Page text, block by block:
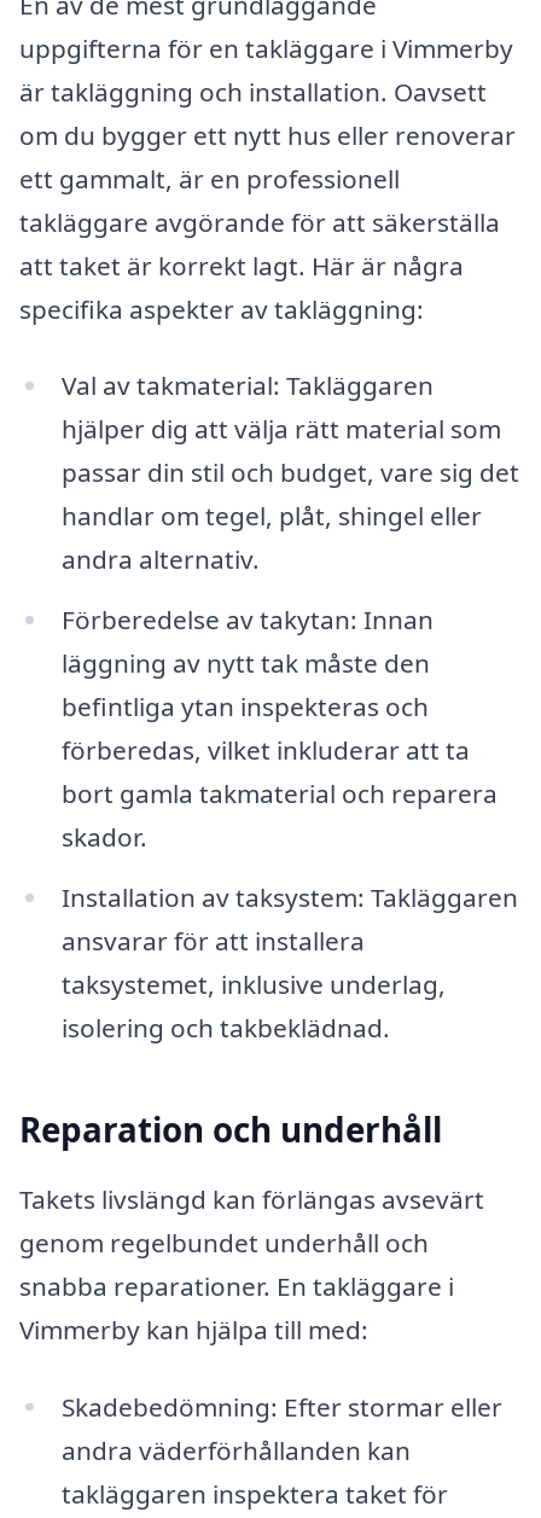
uppgifterna för en takläggare i Vimmerby
är takläggning och installation. Oavsett
om du bygger ett nytt hus eller renoverar
ett gammalt, är en professionell
takläggare avgörande för att säkerställa
att taket är korrekt lagt. Här är några
specifika aspekter av takläggning:
Val av takmaterial: Takläggaren
hjälper dig att välja rätt material som
passar din stil och budget, vare sig det
handlar om tegel, plåt, shingel eller
andra alternativ.
Förberedelse av takytan: Innan
läggning av nytt tak måste den
befintliga ytan inspekteras och
förberedas, vilket inkluderar att ta
bort gamla takmaterial och reparera
skador.
Installation av taksystem: Takläggaren
ansvarar för att installera
taksystemet, inklusive underlag,
isolering och takbeklädnad.
Reparation och underhåll
Takets livslängd kan förlängas avsevärt
genom regelbundet underhåll och
snabba reparationer. En takläggare i
Vimmerby kan hjälpa till med:
Skadebedömning: Efter stormar eller
andra väderförhållanden kan
takläggaren inspektera taket för